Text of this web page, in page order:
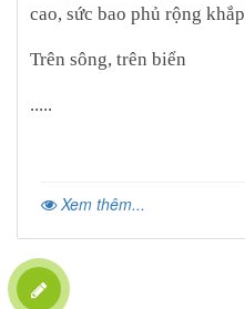
cao, sức bao phủ rộng
Trên sông, trên biển
.....
Xem thêm...